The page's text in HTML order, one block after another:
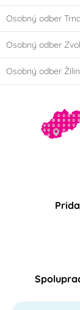
Osobný odber
Osobný odber
Osobný odber